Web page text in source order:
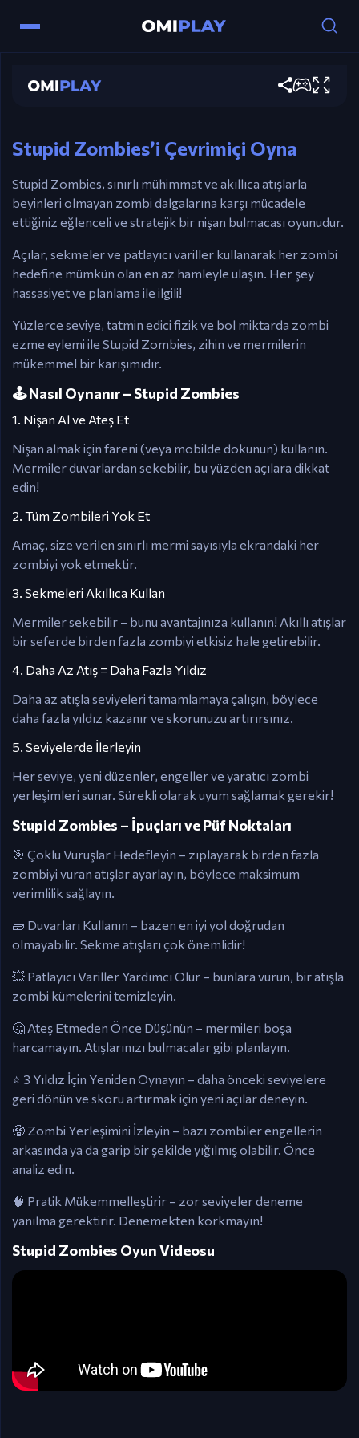
Stupid Zombies
Stupid Zombies’i Çevrimiçi Oyna
Stupid Zombies, sınırlı mühimmat ve akıllıca atışlarla
beyinleri olmayan zombi dalgalarına karşı mücadele
ettiğiniz eğlenceli ve stratejik bir nişan bulmacası oyunudur.
Açılar, sekmeler ve patlayıcı variller kullanarak her zombi
hedefine mümkün olan en az hamleyle ulaşın. Her şey
hassasiyet ve planlama ile ilgili!
Yüzlerce seviye, tatmin edici fizik ve bol miktarda zombi
ezme eylemi ile Stupid Zombies, zihin ve mermilerin
mükemmel bir karışımıdır.
🕹️ Nasıl Oynanır – Stupid Zombies
1. Nişan Al ve Ateş Et
Nişan almak için fareni (veya mobilde dokunun) kullanın.
Mermiler duvarlardan sekebilir, bu yüzden açılara dikkat
edin!
2. Tüm Zombileri Yok Et
Amaç, size verilen sınırlı mermi sayısıyla ekrandaki her
zombiyi yok etmektir.
3. Sekmeleri Akıllıca Kullan
Mermiler sekebilir – bunu avantajınıza kullanın! Akıllı atışlar
bir seferde birden fazla zombiyi etkisiz hale getirebilir.
4. Daha Az Atış = Daha Fazla Yıldız
Daha az atışla seviyeleri tamamlamaya çalışın, böylece
daha fazla yıldız kazanır ve skorunuzu artırırsınız.
5. Seviyelerde İlerleyin
Her seviye, yeni düzenler, engeller ve yaratıcı zombi
yerleşimleri sunar. Sürekli olarak uyum sağlamak gerekir!
Stupid Zombies – İpuçları ve Püf Noktaları
🎯 Çoklu Vuruşlar Hedefleyin – zıplayarak birden fazla
zombiyi vuran atışlar ayarlayın, böylece maksimum
verimlilik sağlayın.
🧱 Duvarları Kullanın – bazen en iyi yol doğrudan
olmayabilir. Sekme atışları çok önemlidir!
💥 Patlayıcı Variller Yardımcı Olur – bunlara vurun, bir atışla
zombi kümelerini temizleyin.
🤔 Ateş Etmeden Önce Düşünün – mermileri boşa
harcamayın. Atışlarınızı bulmacalar gibi planlayın.
⭐ 3 Yıldız İçin Yeniden Oynayın – daha önceki seviyelere
geri dönün ve skoru artırmak için yeni açılar deneyin.
🧟 Zombi Yerleşimini İzleyin – bazı zombiler engellerin
arkasında ya da garip bir şekilde yığılmış olabilir. Önce
analiz edin.
🧠 Pratik Mükemmelleştirir – zor seviyeler deneme
yanılma gerektirir. Denemekten korkmayın!
Stupid Zombies Oyun Videosu